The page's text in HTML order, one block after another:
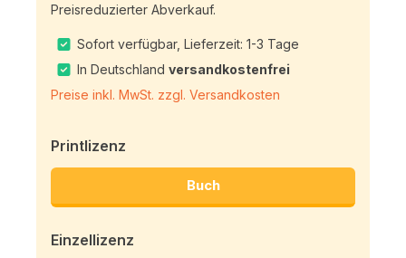
Preisreduzierter Abverkauf.
Sofort verfügbar, Lieferzeit: 1-3 Tage
In Deutschlandversandkostenfrei
Preise inkl. MwSt. zzgl. Versandkosten
Printlizenz
Buch
Einzellizenz